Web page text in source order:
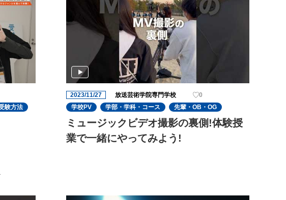
験方法
2023/11/27 放送芸術学院専門学校
0
学校PV
学部・学科・コース 先輩・OB・OG
ミュージックビデオ撮影の裏側!体験授
業で一緒にやってみよう!